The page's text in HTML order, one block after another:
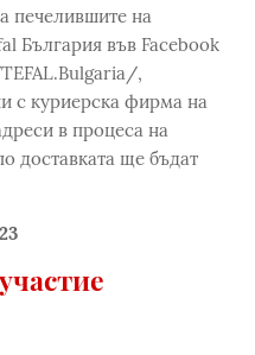
печелившите на
България във Facebook
,
с куриерска фирма на
в процеса на
доставката ще бъдат